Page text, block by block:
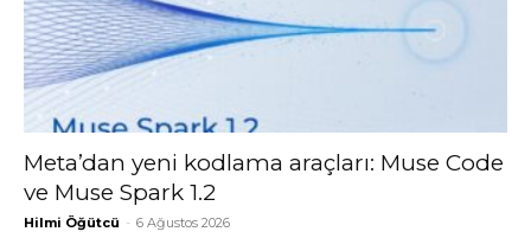
Meta’dan yeni kodlama araçları: Muse Code
ve Muse Spark 1.2
Hilmi Öğütcü - 6 Ağustos 2026